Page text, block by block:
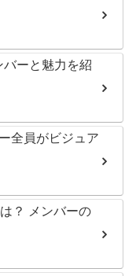
ーと魅力を紹
全員がビジュア
？ メンバーの